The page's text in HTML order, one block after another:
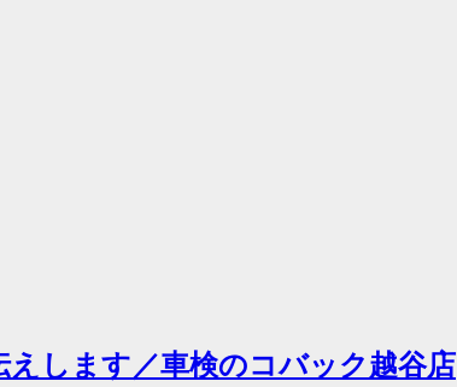
します／車検のコバック越谷店